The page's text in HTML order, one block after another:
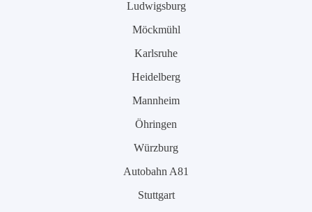
Ludwigsburg
Möckmühl
Karlsruhe
Heidelberg
Mannheim
Öhringen
Würzburg
Autobahn A81
Stuttgart